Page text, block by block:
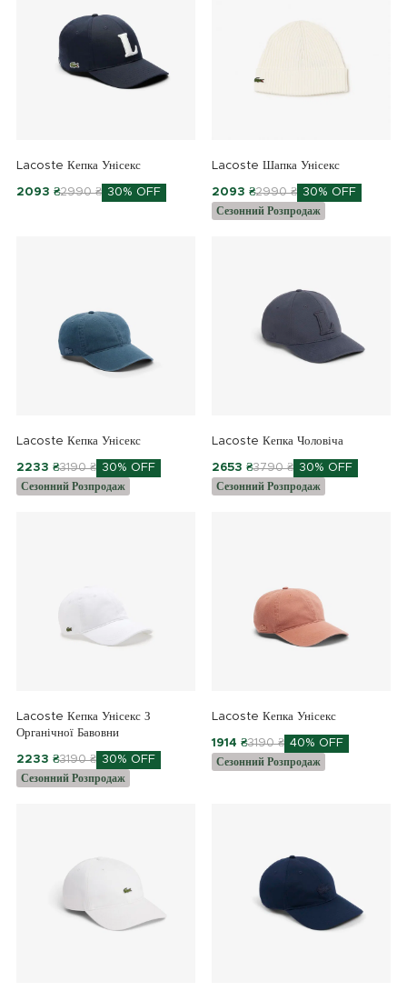
Lacoste Кепка Унісекс
2093 ₴2990 ₴ 30% OFF
Lacoste Шапка Унісекс
2093 ₴2990 ₴ 30% OFF
Сезонний Розпродаж
Lacoste Кепка Унісекс
2233 ₴3190 ₴ 30% OFF
Сезонний Розпродаж
Lacoste Кепка Чоловіча
2653 ₴3790 ₴ 30% OFF
Сезонний Розпродаж
Lacoste Кепка Унісекс З
Органічної Бавовни
2233 ₴3190 ₴ 30% OFF
Сезонний Розпродаж
Lacoste Кепка Унісекс
1914 ₴3190 ₴ 40% OFF
Сезонний Розпродаж